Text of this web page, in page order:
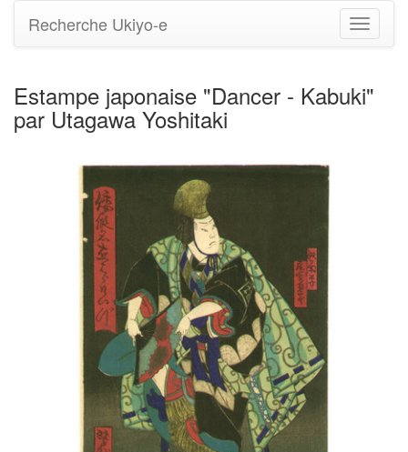
Basculer
la
Recherche Ukiyo-e
Estampe japonaise "Dancer - Kabuki"
par Utagawa Yoshitaki